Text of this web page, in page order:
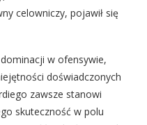
celowniczy, pojawił się
w ofensywie,
doświadczonych
zawsze stanowi
skuteczność w polu